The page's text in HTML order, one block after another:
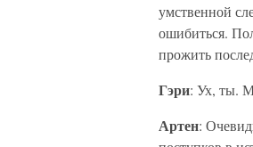
умственной
ошибиться.
прожить
Гэри: Ух, ты.
Артен: